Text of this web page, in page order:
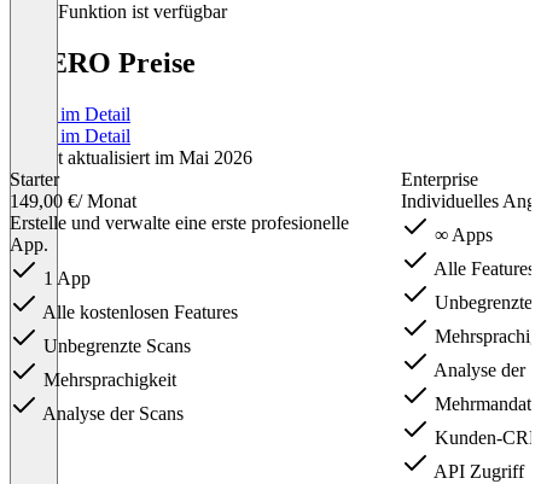
Diese Funktion ist verfügbar
IMERO Preise
Preise im Detail
Preise im Detail
Zuletzt aktualisiert im Mai 2026
Starter
149,00 €/ Monat
Erstelle und verwalte eine erste profesionelle
App.
1 App
Alle kostenlosen Features
Unbegrenzte Scans
Mehrsprachigkeit
Analyse der Scans
Enterprise
Individuelles
∞ Apps
Alle Features
Unbegrenzte
Analyse der
Kunden-
API Zugriff